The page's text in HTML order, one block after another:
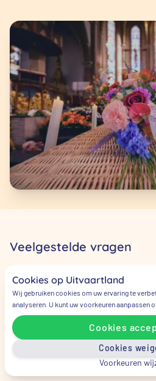
Veelgestelde vragen
Wie moet ik als
een overlijden?
Bel als eerste de huisarts
direct bellen met ons op
vertellen u dan wat de
Cookies op Uitvaartland
Wij gebruiken cookies om uw ervaring te
analyseren. U kunt uw voorkeuren aanpassen
Cookies
Cookies
Voorkeuren